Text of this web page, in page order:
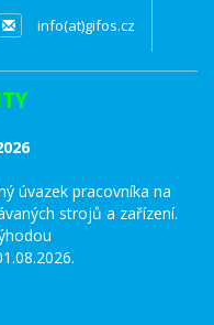
info(at)gifos.cz
úvazek pracovníka na
strojů a zařízení.